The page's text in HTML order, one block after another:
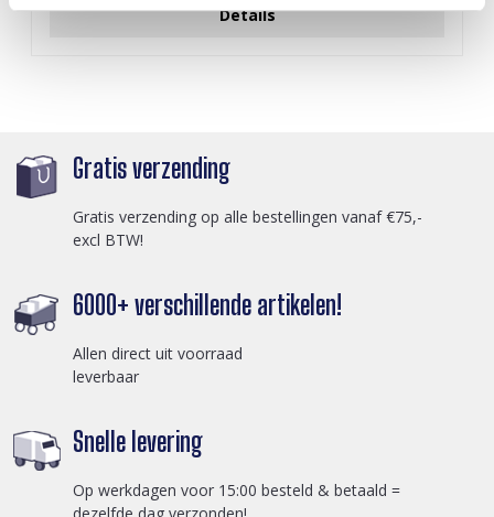
Details
Gratis verzending
Gratis verzending op alle bestellingen vanaf €75,-
excl BTW!
6000+ verschillende artikelen!
Allen direct uit voorraad
leverbaar
Snelle levering
Op werkdagen voor 15:00 besteld & betaald =